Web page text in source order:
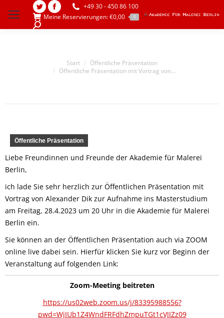
Twitter
page
Facebook
new
+49 30 - 450 86 100
Meine Reservierungen:€0,00 0
Search:
Sie befinden sich hier:
Start
Öffentliche Präsentation
Öffentliche Präsentation mit Vortrag von…
Öffentliche Präsentation
Liebe Freundinnen und Freunde der Akademie für Malerei
Berlin,
ich lade Sie sehr herzlich zur Öffentlichen Präsentation mit
Vortrag von Alexander Dik zur Aufnahme ins Masterstudium
am Freitag, 28.4.2023 um 20 Uhr in die Akademie für Malerei
Berlin ein.
Sie können an der Öffentlichen Präsentation auch via ZOOM
online live dabei sein. Hierfür klicken Sie kurz vor Beginn der
Veranstaltung auf folgenden Link:
Zoom-Meeting beitreten
https://us02web.zoom.us/j/83395988556?
pwd=WjJUb1Z4WndFRFdhZmpuTGt1cVJIZz09